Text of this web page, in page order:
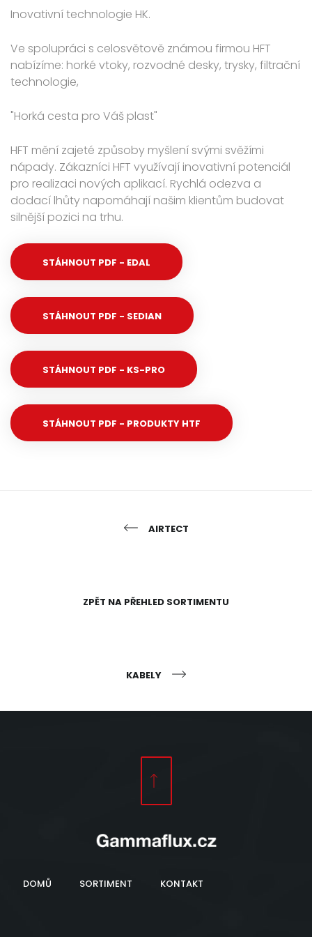
Inovativní technologie HK.
Ve spolupráci s celosvětově známou firmou HFT
nabízíme: horké vtoky, rozvodné desky, trysky, filtrační
technologie,
"Horká cesta pro Váš plast"
HFT mění zajeté způsoby myšlení svými svěžími
nápady. Zákazníci HFT využívají inovativní potenciál
pro realizaci nových aplikací. Rychlá odezva a
dodací lhůty napomáhají našim klientům budovat
silnější pozici na trhu.
STÁHNOUT PDF - EDAL
STÁHNOUT PDF - SEDIAN
STÁHNOUT PDF - KS-PRO
STÁHNOUT PDF - PRODUKTY HTF
AIRTECT
ZPĚT NA PŘEHLED SORTIMENTU
KABELY
DOMŮ SORTIMENT KONTAKT